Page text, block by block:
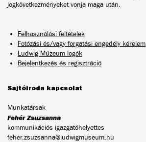
jogkövetkezményeket vonja maga után.
Felhasználási feltételek
Fotózási és/vagy forgatási engedély kérelem
Ludwig Múzeum logók
Bejelentkezés és regisztráció
Sajtóiroda kapcsolat
Munkatársak
Fehér Zsuzsanna
kommunikációs igazgatóhelyettes
feher.zsuzsanna@ludwigmuseum.hu